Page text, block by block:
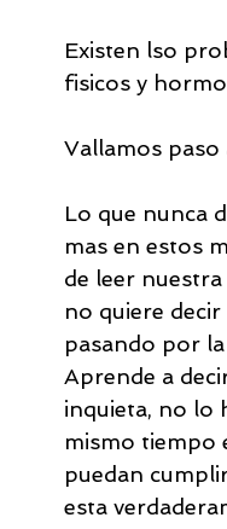
Existen lso
fisicos y
Vallamos paso
Lo que nunca
mas en estos
de leer
no quiere
pasando por
Aprende a
inquieta, no lo
mismo tiempo
puedan
esta